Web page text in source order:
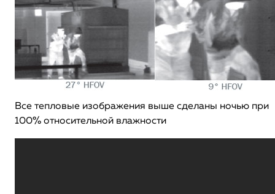
Все тепловые изображения выше сделаны ночью при
100% относительной влажности